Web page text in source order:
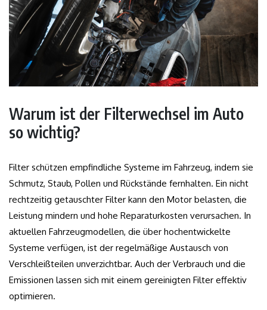
Warum ist der Filterwechsel im Auto
so wichtig?
Filter schützen empfindliche Systeme im Fahrzeug, indem sie
Schmutz, Staub, Pollen und Rückstände fernhalten. Ein nicht
rechtzeitig getauschter Filter kann den Motor belasten, die
Leistung mindern und hohe Reparaturkosten verursachen. In
aktuellen Fahrzeugmodellen, die über hochentwickelte
Systeme verfügen, ist der regelmäßige Austausch von
Verschleißteilen unverzichtbar. Auch der Verbrauch und die
Emissionen lassen sich mit einem gereinigten Filter effektiv
optimieren.